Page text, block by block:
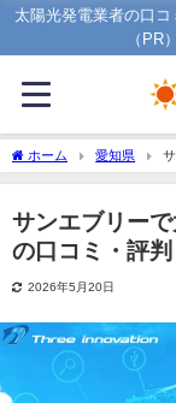
太陽光発電業者の口
（PR
ホーム 愛知県
評判【電話営業】
サンエブリー
の口コミ・評判
2026年5月20日